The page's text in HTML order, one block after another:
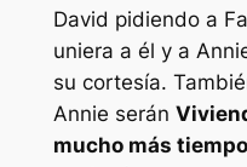
David pidiendo a
uniera a él y a
su cortesía.
Annie serán
mucho más